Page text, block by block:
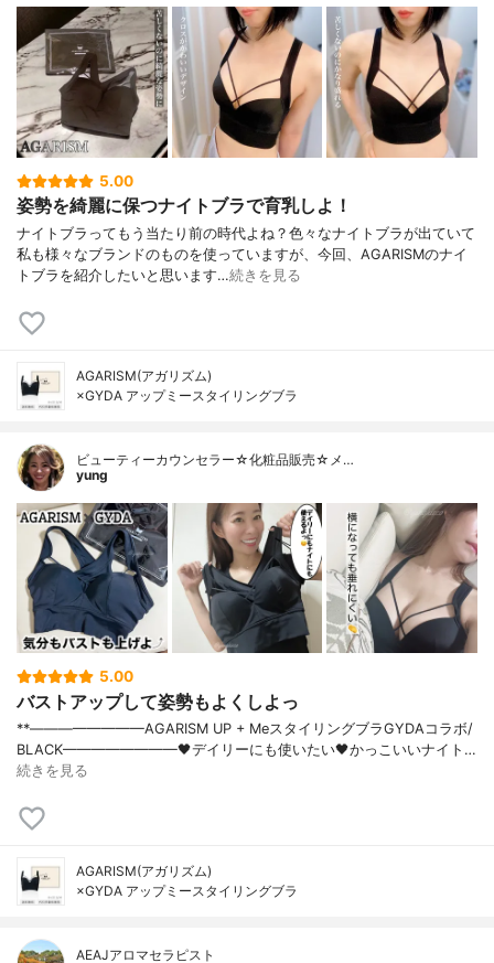
5.00
姿勢を綺麗に保つナイトブラで育乳しよ！
ナイトブラってもう当たり前の時代よね？色々なナイトブラが出ていて
私も様々なブランドのものを使っていますが、今回、AGARISMのナイ
トブラを紹介したいと思います…続きを見る
AGARISM(アガリズム)
×GYDA アップミースタイリングブラ
ビューティーカウンセラー☆化粧品販売☆メ…
yung
5.00
バストアップして姿勢もよくしよっ
**⁡————————⁡AGARISM UP + Meスタイリングブラ⁡GYDAコラボ/
BLACK————————⁡⁡🖤デイリーにも使いたい🖤かっこいいナイト…
続きを見る
AGARISM(アガリズム)
×GYDA アップミースタイリングブラ
AEAJアロマセラピスト